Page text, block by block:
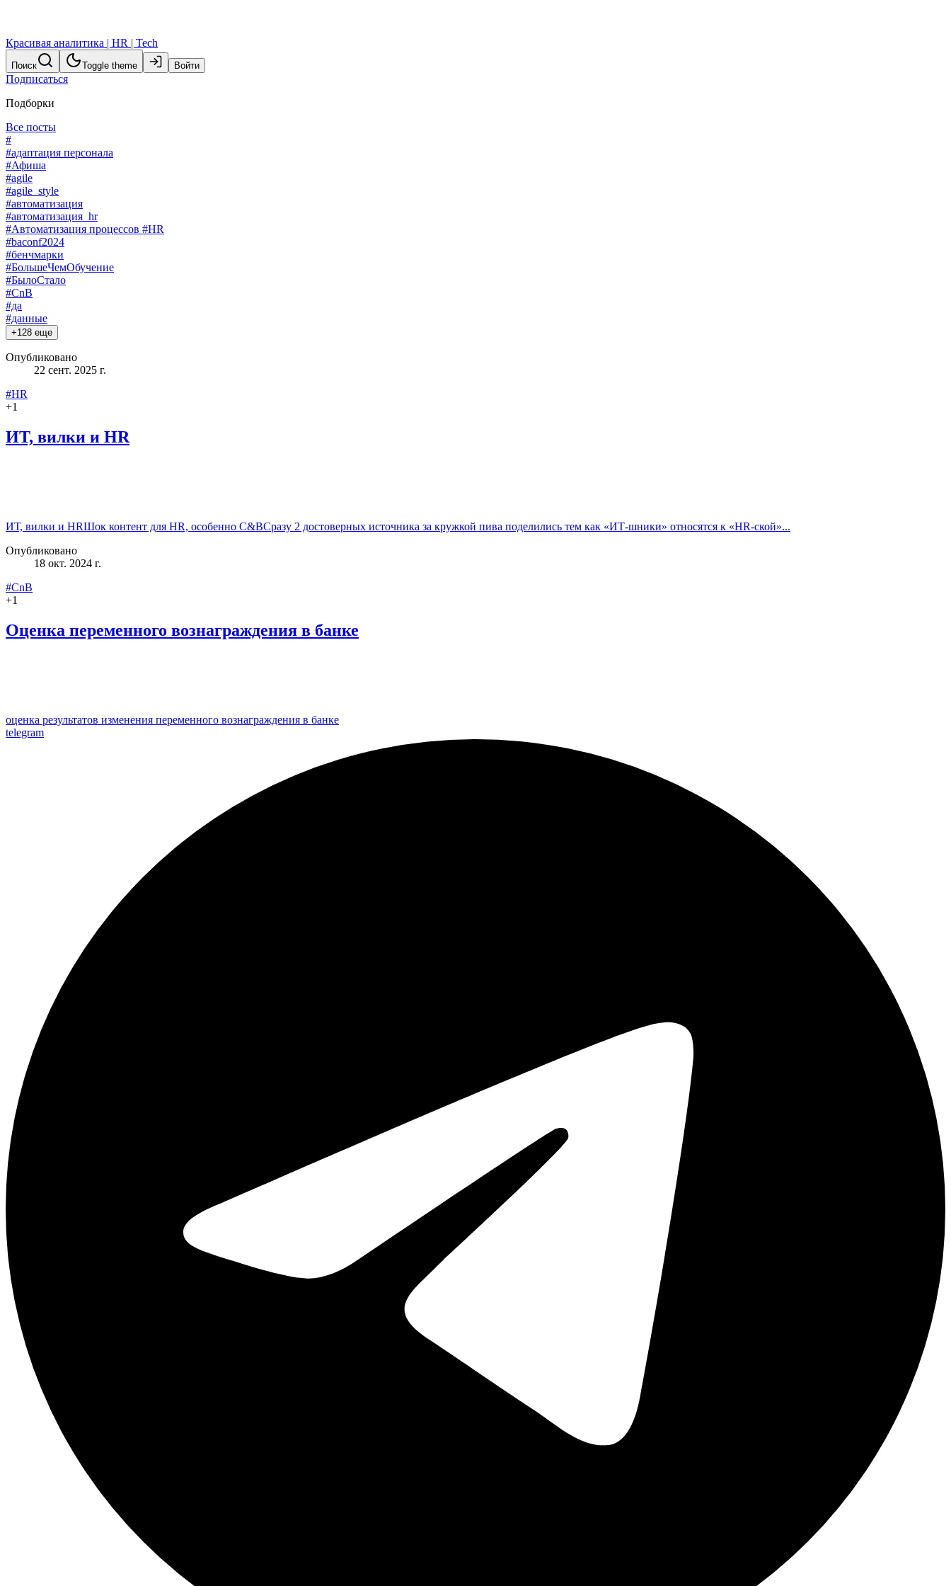
Красивая аналитика | HR | Tech
Поиск Toggle theme Войти
Подписаться
Подборки
Все посты
#
#адаптация персонала
#Афиша
#agile
#agile_style
#автоматизация
#автоматизация_hr
#Автоматизация процессов #HR
#baconf2024
#бенчмарки
#БольшеЧемОбучение
#БылоСтало
#CnB
#да
#данные
+128 еще
Опубликовано
22 сент. 2025 г.
#HR
+1
ИТ, вилки и HR
ИТ, вилки и HRШок контент для HR, особенно C&BСразу 2 достоверных источника за кружкой пива поделились тем как «ИТ-шники» относятся к «HR-ской»...
Опубликовано
18 окт. 2024 г.
#CnB
+1
Оценка переменного вознаграждения в банке
оценка результатов изменения переменного вознаграждения в банке
telegram